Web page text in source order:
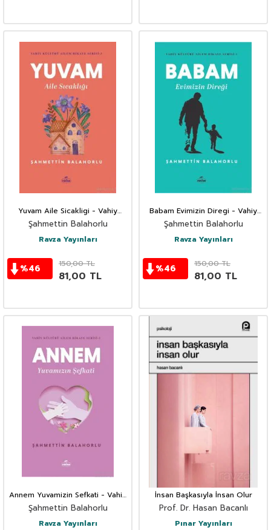
Yuvam Aile Sicakligi - Vahiy
Kültürü Ailem Hikaye Serisi-3
Şahmettin Balahorlu
Ravza Yayınları
%46 150,00TL
81,00 TL
Babam Evimizin Diregi - Vahiy
Kültürü Ailem Hikaye Serisi-1
Şahmettin Balahorlu
Ravza Yayınları
%46 150,00TL
81,00 TL
Annem Yuvamizin Sefkati - Vahiy
Kültürü Ailem Hikaye Serisi-2
Şahmettin Balahorlu
Ravza Yayınları
İnsan Başkasıyla İnsan Olur
Prof. Dr. Hasan Bacanlı
Pınar Yayınları